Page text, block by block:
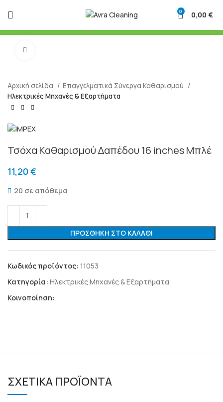
0 0,00 €
Αρχική σελίδα
Επαγγελματικά Σύνεργα Καθαρισμού
Ηλεκτρικές Μηχανές & Εξαρτήματα
Τσόχα Καθαρισμού Δαπέδου 16 inches Μπλέ
11,20 €
20 σε απόθεμα
ΠΡΟΣΘΉΚΗ ΣΤΟ ΚΑΛΆΘΙ
Κωδικός προϊόντος: 11053
Κατηγορία: Ηλεκτρικές Μηχανές & Εξαρτήματα
Κοινοποίηση:
ΣΧΕΤΙΚΆ ΠΡΟΪΌΝΤΑ